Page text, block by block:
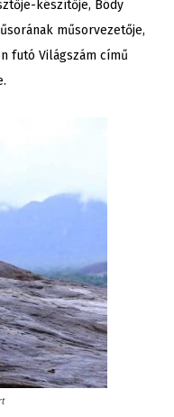
készítője, Bódy
műsorvezetője,
futó Világszám című